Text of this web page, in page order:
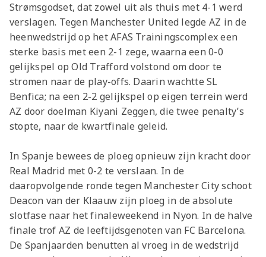
Strømsgodset, dat zowel uit als thuis met 4-1 werd
verslagen. Tegen Manchester United legde AZ in de
heenwedstrijd op het AFAS Trainingscomplex een
sterke basis met een 2-1 zege, waarna een 0-0
gelijkspel op Old Trafford volstond om door te
stromen naar de play-offs. Daarin wachtte SL
Benfica; na een 2-2 gelijkspel op eigen terrein werd
AZ door doelman Kiyani Zeggen, die twee penalty’s
stopte, naar de kwartfinale geleid.
In Spanje bewees de ploeg opnieuw zijn kracht door
Real Madrid met 0-2 te verslaan. In de
daaropvolgende ronde tegen Manchester City schoot
Deacon van der Klaauw zijn ploeg in de absolute
slotfase naar het finaleweekend in Nyon. In de halve
finale trof AZ de leeftijdsgenoten van FC Barcelona.
De Spanjaarden benutten al vroeg in de wedstrijd